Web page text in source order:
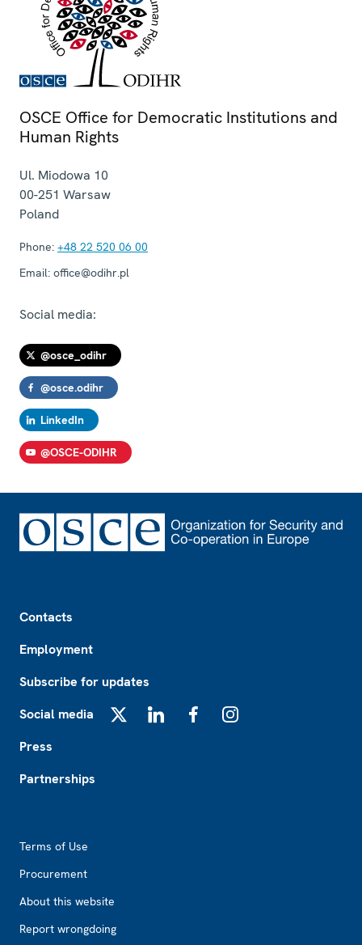
OSCE Office for Democratic Institutions and
Human Rights
Ul. Miodowa 10
00-251 Warsaw
Poland
Phone: +48 22 520 06 00
Email: office@odihr.pl
Social media:
@osce_odihr
@osce.odihr
LinkedIn
@OSCE-ODIHR
Contacts
Employment
Subscribe for updates
Social media
Press
Partnerships
Terms of Use
Procurement
About this website
Report wrongdoing